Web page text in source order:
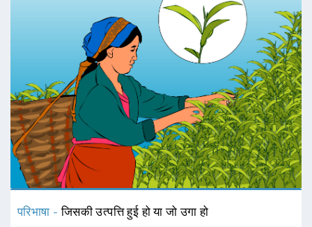
परिभाषा -जिसकी उत्पत्ति हुई हो या जो उगा हो